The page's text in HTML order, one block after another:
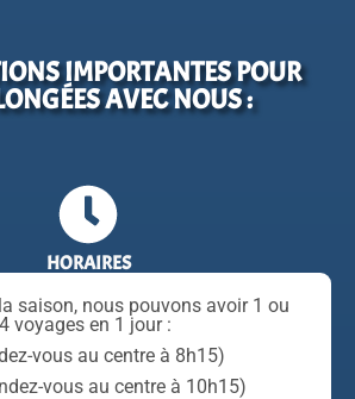
IMPORTANTES POUR
AVEC NOUS :
HORAIRES
saison, nous pouvons avoir 1 ou
voyages en 1 jour :
vous au centre à 8h15)
vous au centre à 10h15)